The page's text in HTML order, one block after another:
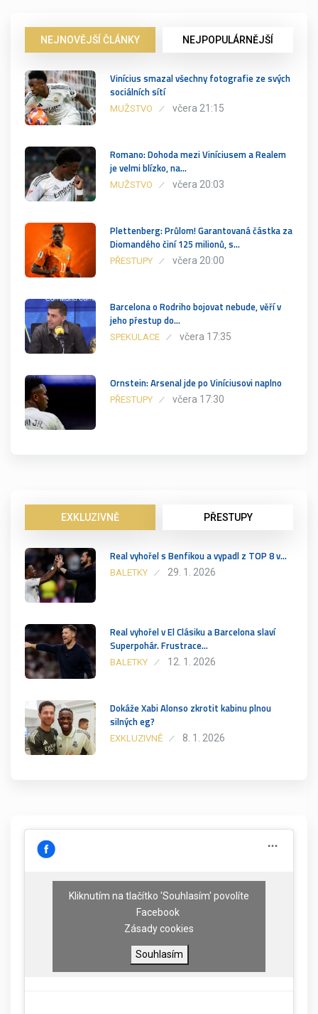
NEJNOVĚJŠÍ ČLÁNKY NEJPOPULÁRNĚJŠÍ
Vinícius smazal všechny fotografie ze svých
sociálních sítí
MUŽSTVO včera 21:15
Romano: Dohoda mezi Viníciusem a Realem
je velmi blízko, na…
MUŽSTVO včera 20:03
Plettenberg: Průlom! Garantovaná částka za
Diomandého činí 125 milionů, s…
PŘESTUPY včera 20:00
Barcelona o Rodriho bojovat nebude, věří v
jeho přestup do…
SPEKULACE včera 17:35
Ornstein: Arsenal jde po Viníciusovi naplno
PŘESTUPY včera 17:30
EXKLUZIVNĚ PŘESTUPY
Real vyhořel s Benfikou a vypadl z TOP 8 v…
BALETKY 29. 1. 2026
Real vyhořel v El Clásiku a Barcelona slaví
Superpohár. Frustrace…
BALETKY 12. 1. 2026
Dokáže Xabi Alonso zkrotit kabinu plnou
silných eg?
EXKLUZIVNĚ 8. 1. 2026
Kliknutím na tlačítko 'Souhlasím' povolíte
Facebook
Zásady cookies
Souhlasím